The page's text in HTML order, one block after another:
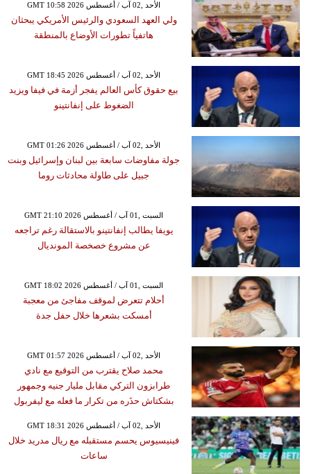
GMT 10:58 2026 الأحد ,02 آب / أغسطس
ولي العهد السعودي والرئيس الأمريكي يبحثان
هاتفياً تطورات الأوضاع بالمنطقة
GMT 18:45 2026 الأحد ,02 آب / أغسطس
بيع حقوق كأس العالم يفجر أزمة في فيفا ويزيد
الضغوط على إنفانتينو
GMT 01:26 2026 الأحد ,02 آب / أغسطس
جولة مفاوضات سابعة بين لبنان وإسرائيل وبنت
جبيل على طاولة محادثات روما
GMT 21:10 2026 السبت ,01 آب / أغسطس
يويفا يطالب إنفانتينو بالاستقالة رغم تراجعه
عن مشروع خصخصة المونديال
GMT 18:02 2026 السبت ,01 آب / أغسطس
أحلام تتعرض لموقف مفاجئ من معجبة
أمسكت بشعرها خلال حفل جدة
GMT 01:57 2026 الأحد ,02 آب / أغسطس
محمد صلاح يقترب من التوقيع مع نادي
طرابزون التركي مقابل مليار جنيه وجمهور
بشكتاش حذَره من تكرار ما فعله مع ليفربول
GMT 18:31 2026 الأحد ,02 آب / أغسطس
فينيسيوس يحسم مستقبله مع ريال مدريد خلال
ساعات